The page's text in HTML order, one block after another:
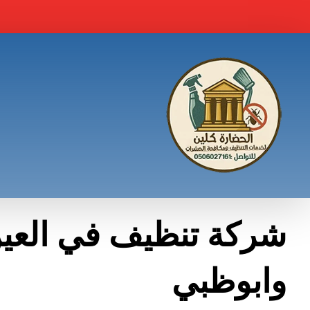
شركة تنظيف في
وابوظبي